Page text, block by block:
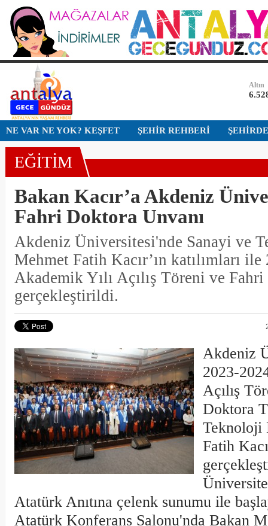
Dolar
Euro
Altın
Bist-
NE VAR NE YOK? KEŞFET ŞEHİR REHBERİ
EĞİTİM
Bakan Kacır’a Akdeniz
Fahri Doktora Unvanı
Akdeniz Üniversitesi'nde Sanayi ve
Mehmet Fatih Kacır’ın katılımları
Akademik Yılı Açılış Töreni ve
gerçekleştirildi.
Akdeniz
2023-
Açılış
Doktora
Teknoloji
Fatih
Atatürk Anıtına çelenk sunumu ile
Atatürk Konferans Salonu'nda Bakan